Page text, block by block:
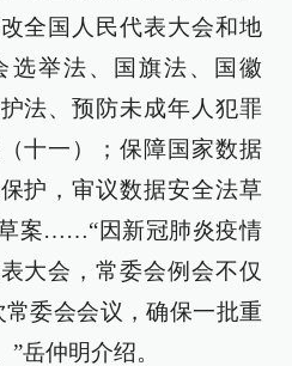
全国人民代表大会和地
选举法、国旗法、国徽
法、预防未成年人犯罪
十一）；保障国家数据
护，审议数据安全法草
案……“因新冠肺炎疫情
大会，常委会例会不仅
委会会议，确保一批重
岳仲明介绍。